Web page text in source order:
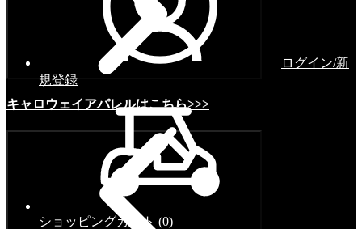
キャロウェイアパレルはこちら>>>
ログイン/新
規登録
ショッピングカート (0)